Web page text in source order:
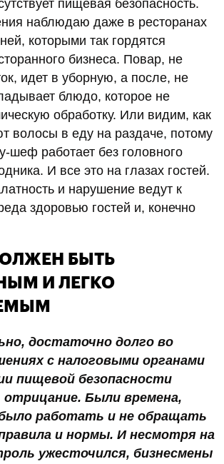
пищевая безопасность.
наблюдаю даже в ресторанах
которыми так гордятся
бизнеса. Повар, не
идет в уборную, а после, не
блюдо, которое не
обработку. Или видим, как
волосы в еду на раздаче, потому
шеф работает без головного
И все это на глазах гостей.
и нарушение ведут к
здоровью гостей и, конечно
БЫТЬ
И ЛЕГКО
достаточно долго во
с налоговыми органами
пищевой безопасности
отрицание. Были времена,
работать и не обращать
и нормы. И несмотря на
ужесточился, бизнесмены